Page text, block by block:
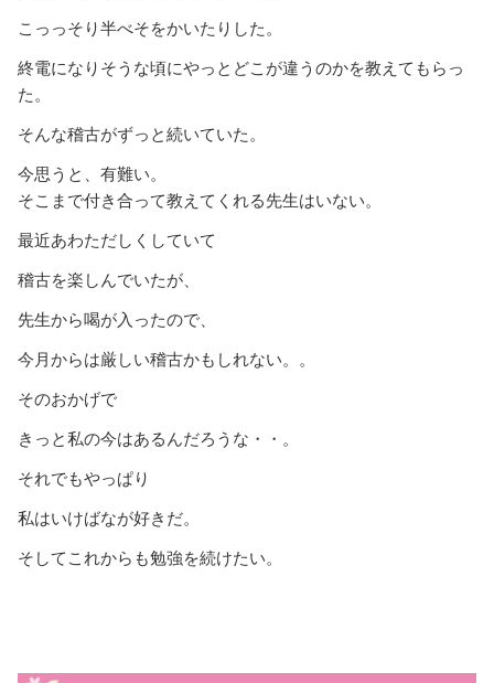
こっっそり半べそをかいたりした。
終電になりそうな頃にやっとどこが違うのかを教えてもらっ
た。
そんな稽古がずっと続いていた。
今思うと、有難い。
そこまで付き合って教えてくれる先生はいない。
最近あわただしくしていて
稽古を楽しんでいたが、
先生から喝が入ったので、
今月からは厳しい稽古かもしれない。。
そのおかげで
きっと私の今はあるんだろうな・・。
それでもやっぱり
私はいけばなが好きだ。
そしてこれからも勉強を続けたい。